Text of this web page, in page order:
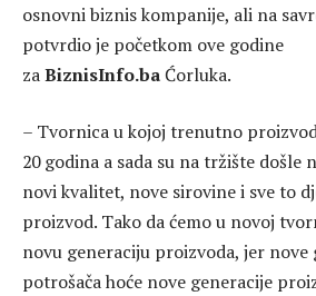
osnovni biznis kompanije, ali na
potvrdio je početkom ove godine
zaBiznisInfo.baĆorluka.
– Tvornica u kojoj trenutno
20 godina a sada su na tržište došle
novi kvalitet, nove sirovine i sve to
proizvod. Tako da ćemo u novoj
novu generaciju proizvoda, jer nove
potrošača hoće nove generacije